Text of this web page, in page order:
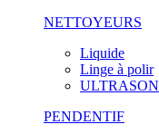
NETTOYEURS
Liquide
Linge à polir
ULTRASON
PENDENTIF